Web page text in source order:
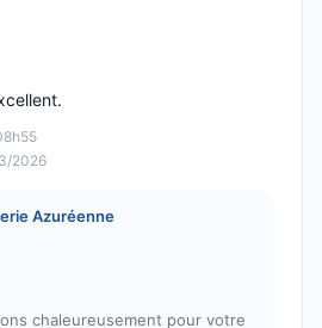
2026
Azuréenne
chaleureusement pour votre